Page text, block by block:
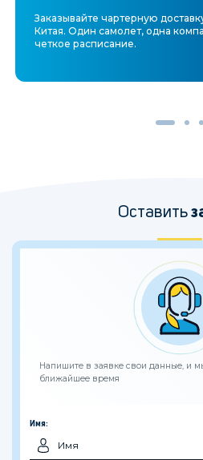
Заказывайте чартерную
Китая. Один самолет, одна
четкое расписание.
Оставить
Напишите в заявке свои данные, и
ближайшее время
Имя: